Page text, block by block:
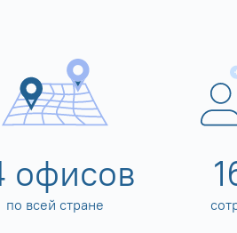
офисов
по всей стране